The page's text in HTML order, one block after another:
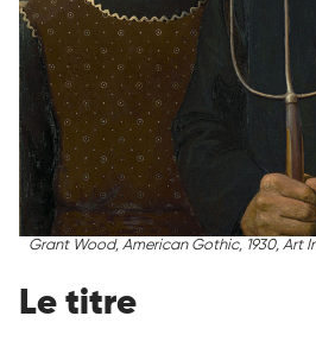
Grant Wood, American Gothic, 1930, Art
Le titre